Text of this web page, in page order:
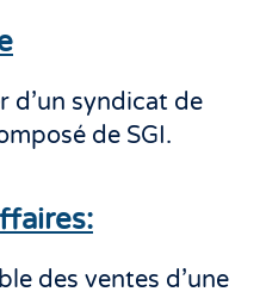
d’un syndicat de
de SGI.
des ventes d’une